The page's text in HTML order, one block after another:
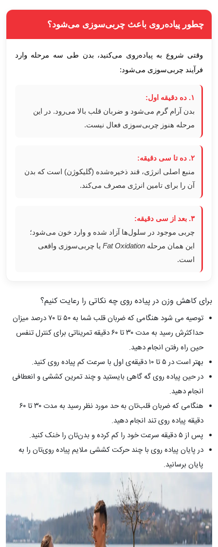
چطور پیاده‌روی باعث چربی‌سوزی می‌شود؟
وقتی شروع به پیاده‌روی می‌کنید، بدن طی سه مرحله وارد
فرآیند چربی‌سوزی می‌شود:
۱. ده دقیقه اول:
بدن آرام گرم می‌شود و ضربان قلب بالا می‌رود. در این
مرحله هنوز چربی‌سوزی فعال نیست.
۲. ده تا سی دقیقه:
منبع اصلی انرژی، قند ذخیره‌شده (گلیکوژن) است که بدن
آن را برای تامین انرژی مصرف می‌کند.
۳. بعد از سی دقیقه:
چربی موجود در سلول‌ها آزاد شده و وارد خون می‌شود؛
این همان مرحله Fat Oxidation یا چربی‌سوزی واقعی
است.
برای کاهش وزن در پیاده روی چه نکاتی را رعایت کنیم؟
توصیه می شود هنگامی که ضربان قلب‌ شما به ۵۰ تا ۷۰ درصد میزان
حداکثرش رسید به مدت ۳۰ تا ۶۰ دقیقه تمریناتی برای کنترل تنفس
حین راه رفتن انجام دهید.
بهتر است در ۵ تا ۱۰ دقیقه‌ی اول با سرعت کم پیاده روی کنید.
در حین پیاده روی گه گاهی بایستید و چند تمرین کششی و انعطافی
انجام دهید.
هنگامی که ضربان قلب‌تان به حد مورد نظر رسید به مدت ۳۰ تا ۶۰
دقیقه پیاده روی تند انجام دهید.
پس از ۵ دقیقه سرعت خود را کم کرده و بدن‌تان را خنک کنید.
در پایان پیاده روی با چند حرکت کششی ملایم پیاده روی‌تان را به
پایان برسانید.